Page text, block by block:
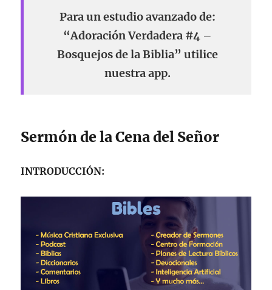
Para un estudio avanzado de:
“Adoración Verdadera #4 –
Bosquejos de la Biblia” utilice
nuestra app.
Sermón de la Cena del Señor
INTRODUCCIÓN: